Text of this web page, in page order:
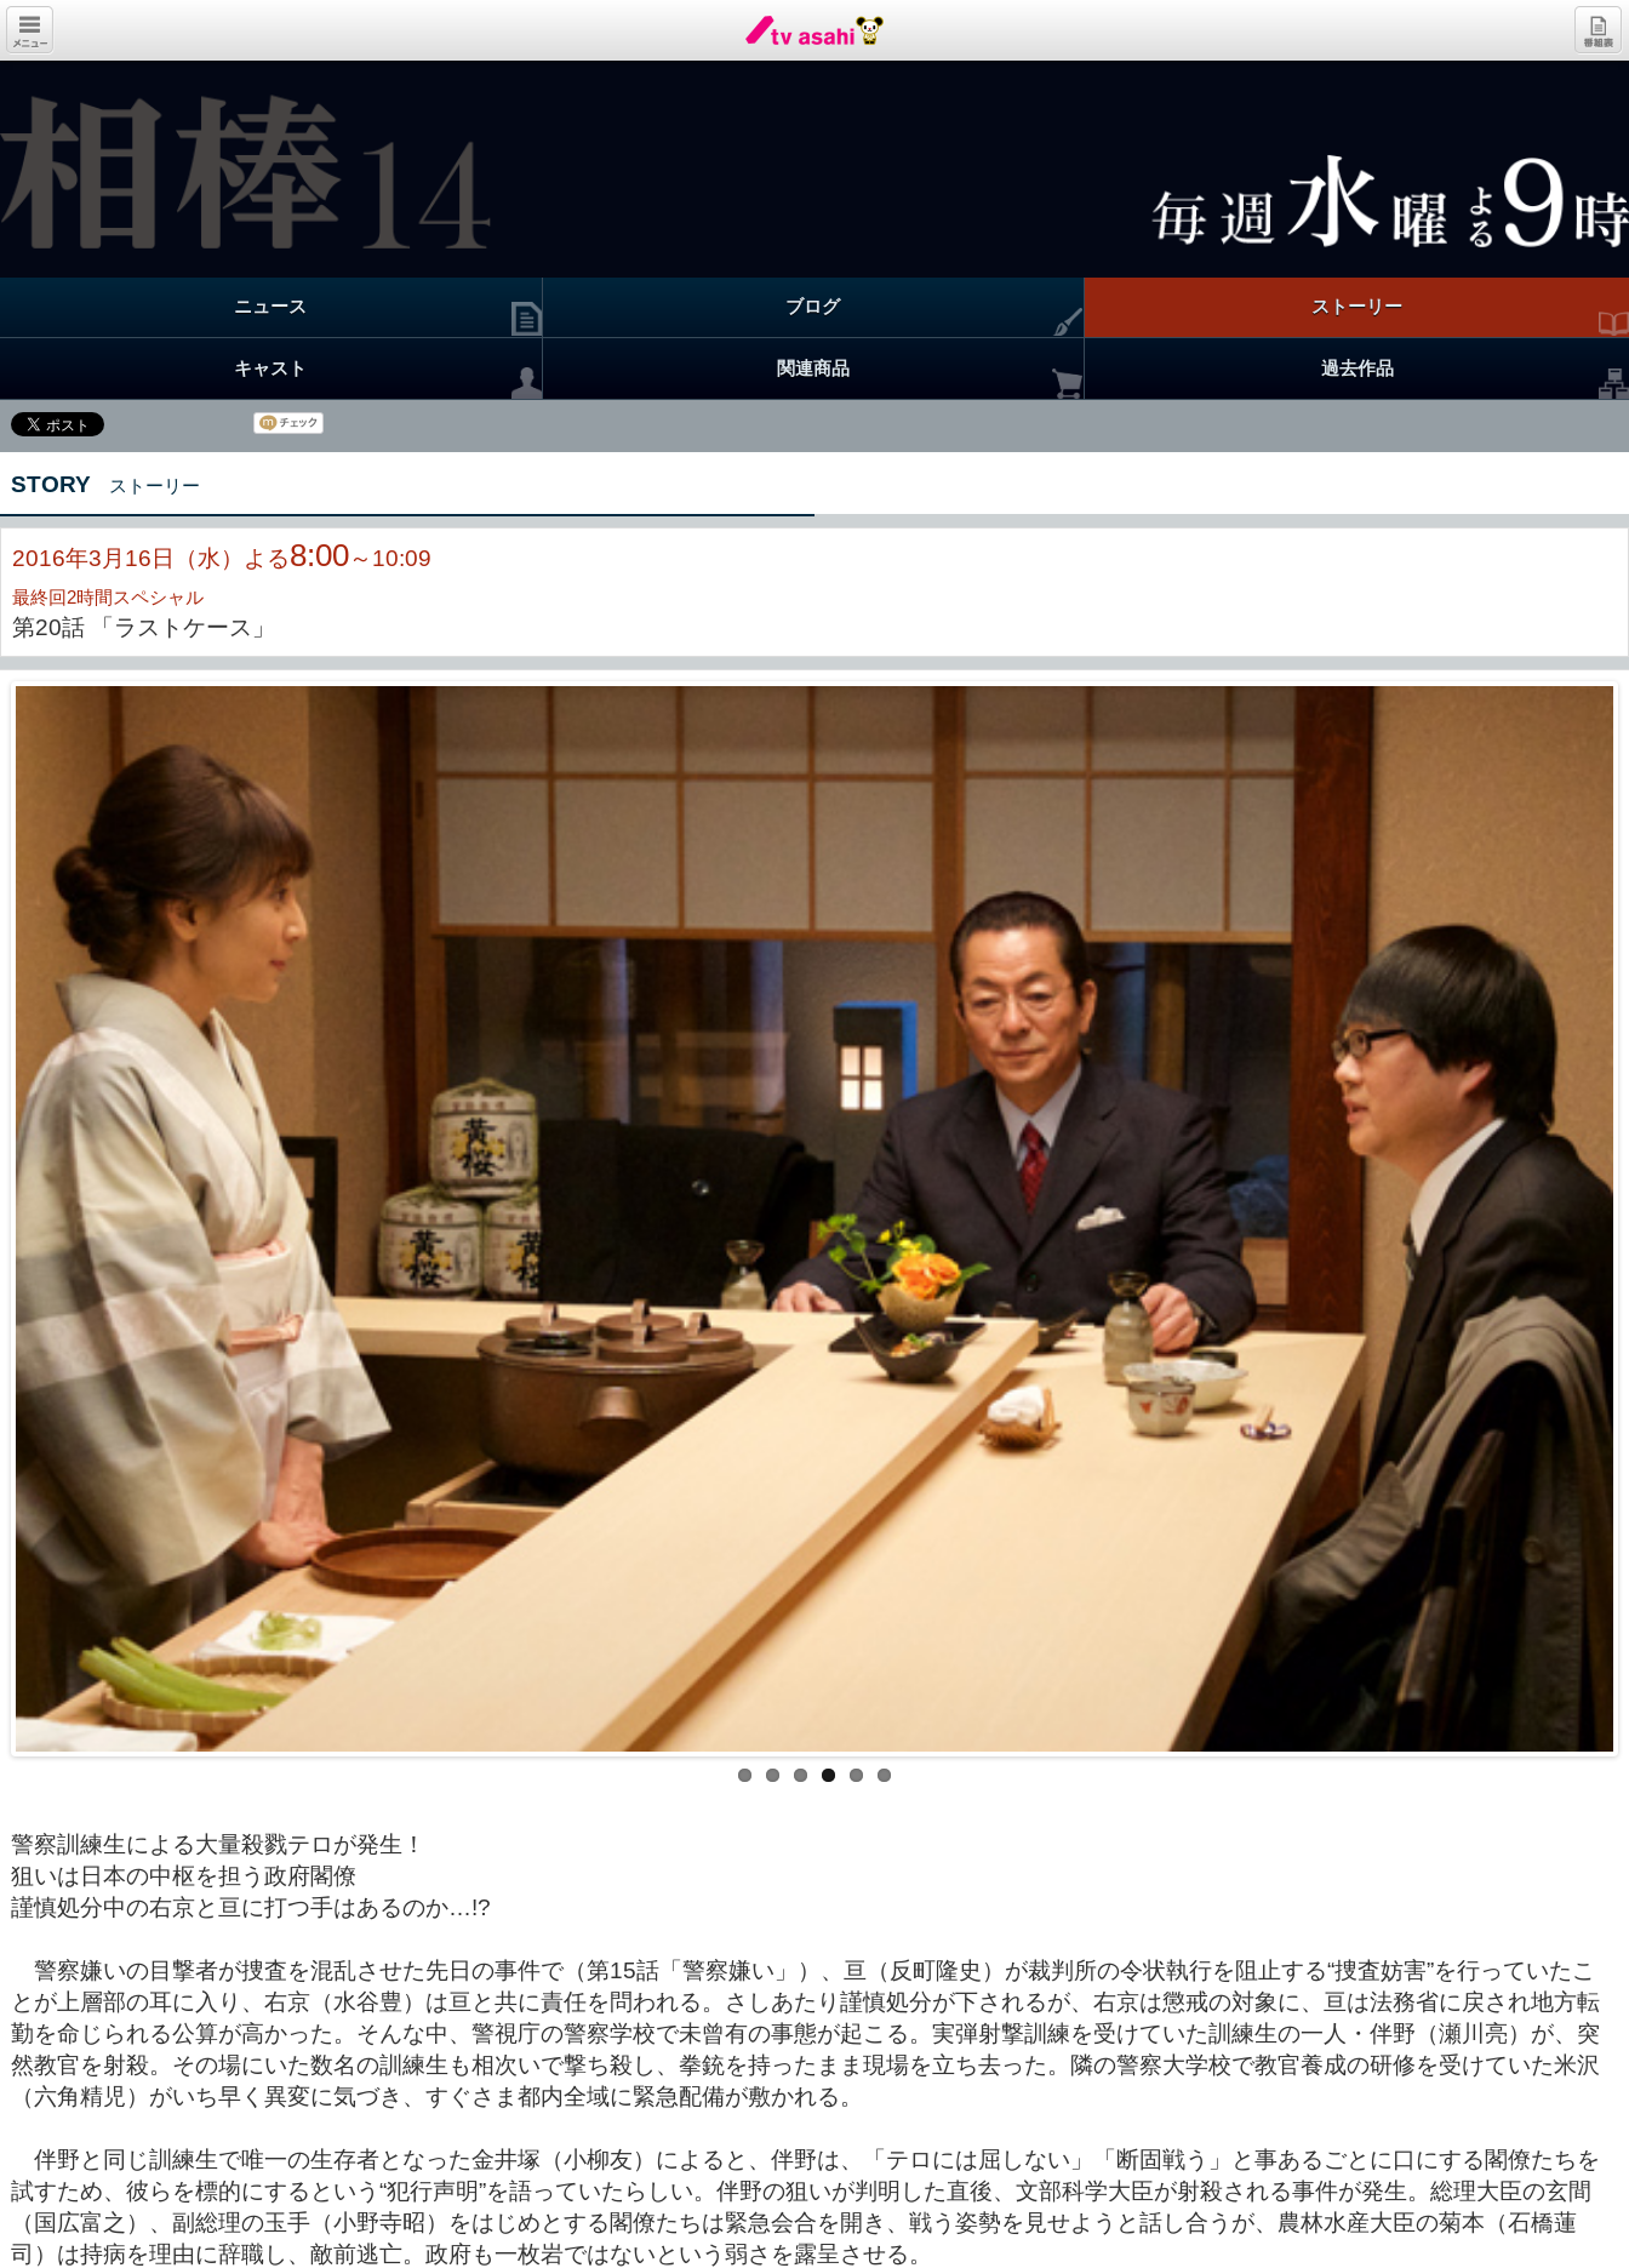
ニュース ブログ ストーリー
キャスト 関連商品 過去作品
STORY ストーリー
2016年3月16日（水）よる8:00～10:09
最終回2時間スペシャル
第20話 「ラストケース」
警察訓練生による大量殺戮テロが発生！
狙いは日本の中枢を担う政府閣僚
謹慎処分中の右京と亘に打つ手はあるのか…!?
警察嫌いの目撃者が捜査を混乱させた先日の事件で（第15話「警察嫌い」）、亘（反町隆史）が裁判所の令状執行を阻止する“捜査妨害”を行っていたこ
とが上層部の耳に入り、右京（水谷豊）は亘と共に責任を問われる。さしあたり謹慎処分が下されるが、右京は懲戒の対象に、亘は法務省に戻され地方転
勤を命じられる公算が高かった。そんな中、警視庁の警察学校で未曾有の事態が起こる。実弾射撃訓練を受けていた訓練生の一人・伴野（瀬川亮）が、突
然教官を射殺。その場にいた数名の訓練生も相次いで撃ち殺し、拳銃を持ったまま現場を立ち去った。隣の警察大学校で教官養成の研修を受けていた米沢
（六角精児）がいち早く異変に気づき、すぐさま都内全域に緊急配備が敷かれる。
伴野と同じ訓練生で唯一の生存者となった金井塚（小柳友）によると、伴野は、「テロには屈しない」「断固戦う」と事あるごとに口にする閣僚たちを
試すため、彼らを標的にするという“犯行声明”を語っていたらしい。伴野の狙いが判明した直後、文部科学大臣が射殺される事件が発生。総理大臣の玄間
（国広富之）、副総理の玉手（小野寺昭）をはじめとする閣僚たちは緊急会合を開き、戦う姿勢を見せようと話し合うが、農林水産大臣の菊本（石橋蓮
司）は持病を理由に辞職し、敵前逃亡。政府も一枚岩ではないという弱さを露呈させる。